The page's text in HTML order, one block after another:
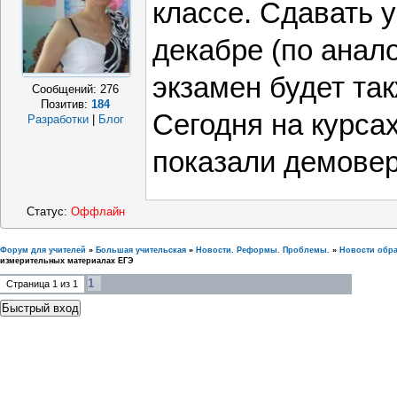
Сообщений:276
Позитив:184
Разработки
Блог
классе. Сдавать
декабре (по
экзамен будет
Сегодня на
показали
Статус: Оффлайн
Форум для учителей » Большая учительская » Новости. Реформы. Проблемы. » Новости
измерительных материалах ЕГЭ
Страница 1 из 1 1